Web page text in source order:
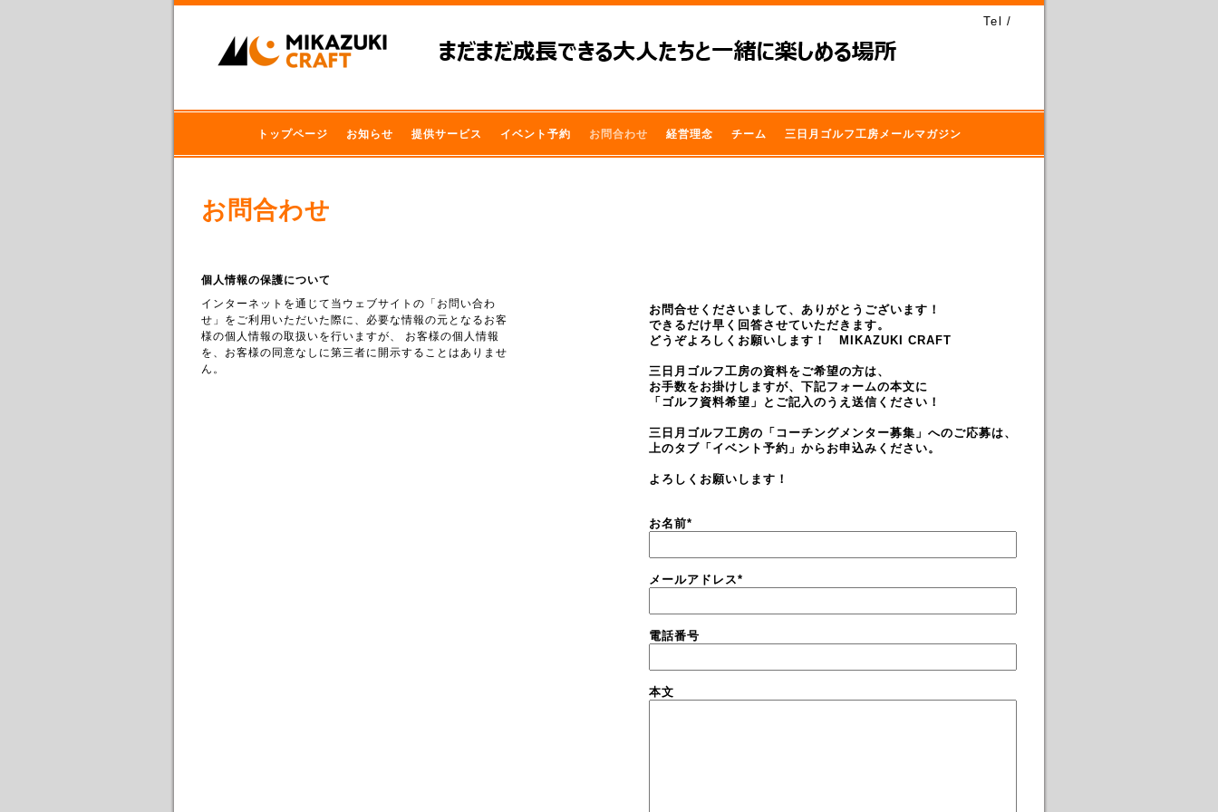
Tel /
トップページ お知らせ 提供サービス イベント予約 お問合わせ 経営理念 チーム 三日月ゴルフ工房メールマガジン
お問合わせ
個人情報の保護について
インターネットを通じて当ウェブサイトの「お問い合わ
せ」をご利用いただいた際に、必要な情報の元となるお客
様の個人情報の取扱いを行いますが、 お客様の個人情報
を、お客様の同意なしに第三者に開示することはありませ
ん。
お問合せくださいまして、ありがとうございます！
できるだけ早く回答させていただきます。
どうぞよろしくお願いします！ MIKAZUKI CRAFT
三日月ゴルフ工房の資料をご希望の方は、
お手数をお掛けしますが、下記フォームの本文に
「ゴルフ資料希望」とご記入のうえ送信ください！
三日月ゴルフ工房の「コーチングメンター募集」へのご応募は、
上のタブ「イベント予約」からお申込みください。
よろしくお願いします！
お名前*
メールアドレス*
電話番号
本文